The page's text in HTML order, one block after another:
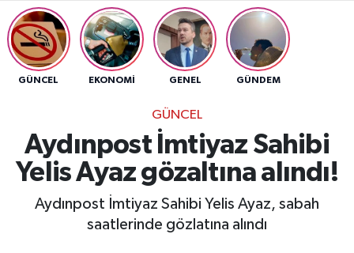
GÜNCEL EKONOMİ GENEL GÜNDEM
GÜNCEL
Aydınpost İmtiyaz Sahibi
Yelis Ayaz gözaltına alındı!
Aydınpost İmtiyaz Sahibi Yelis Ayaz, sabah
saatlerinde gözlatına alındı
BELEDİYELER
ASAYİŞ
BÜLTEN
ÇEVRE
Aydin Namaz Vakitleri
Aydın Trafik Yoğunluk Haritası
Süper Lig Puan Durumu ve Fikstür
Tüm Manşetler
Son Dakika Haberleri
Haber Arşivi